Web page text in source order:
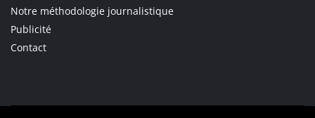
Notre méthodologie journalistique
Publicité
Contact